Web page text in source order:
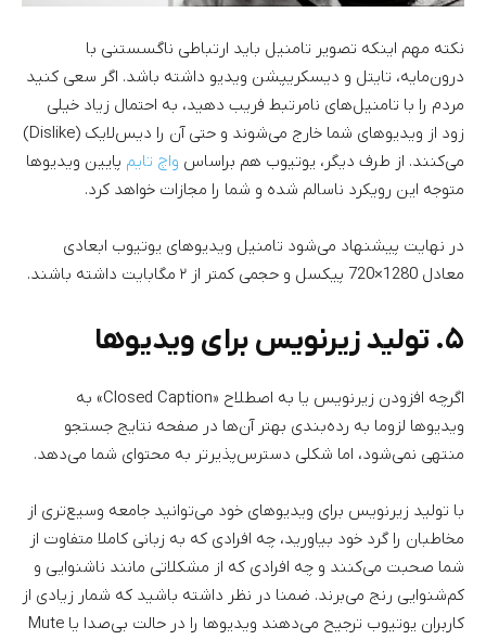
نکته مهم اینکه تصویر تامنیل باید ارتباطی ناگسستنی با
درون‌مایه، تایتل و دیسکریپشن ویدیو داشته باشد. اگر سعی کنید
مردم را با تامنیل‌های نامرتبط فریب دهید، به احتمال زیاد خیلی
زود از ویدیوهای شما خارج می‌شوند و حتی آن را دیس‌لایک (Dislike)
می‌کنند. از طرف دیگر، یوتیوب هم براساس واچ تایم پایین ویدیوها
متوجه این رویکرد ناسالم شده و شما را مجازات خواهد کرد.
در نهایت پیشنهاد می‌شود تامنیل ویدیوهای یوتیوب ابعادی
معادل 1280×720 پیکسل و حجمی کمتر از ۲ مگابایت داشته باشند.
۵. تولید زیرنویس برای ویدیوها
اگرچه افزودن زیرنویس یا به اصطلاح «Closed Caption» به
ویدیوها لزوما به رده‌بندی بهتر آن‌ها در صفحه نتایج جستجو
منتهی نمی‌شود، اما شکلی دسترس‌پذیرتر به محتوای شما می‌دهد.
با تولید زیرنویس برای ویدیوهای خود می‌توانید جامعه وسیع‌تری از
مخاطبان را گرد خود بیاورید، چه افرادی که به زبانی کاملا متفاوت از
شما صحبت می‌کنند و چه افرادی که از مشکلاتی مانند ناشنوایی و
کم‌شنوایی رنج می‌برند. ضمنا در نظر داشته باشید که شمار زیادی از
کاربران یوتیوب ترجیح می‌دهند ویدیوها را در حالت بی‌صدا یا Mute